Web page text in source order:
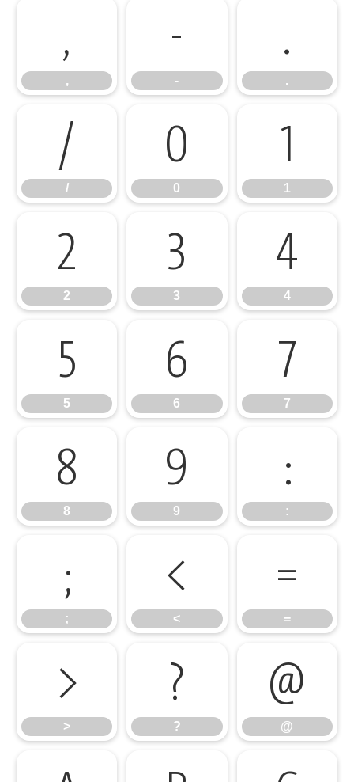
,
,
-
-
.
.
/
/
0
0
1
1
2
2
3
3
4
4
5
5
6
6
7
7
8
8
9
9
:
:
;
;
<
<
=
=
>
>
?
?
@
@